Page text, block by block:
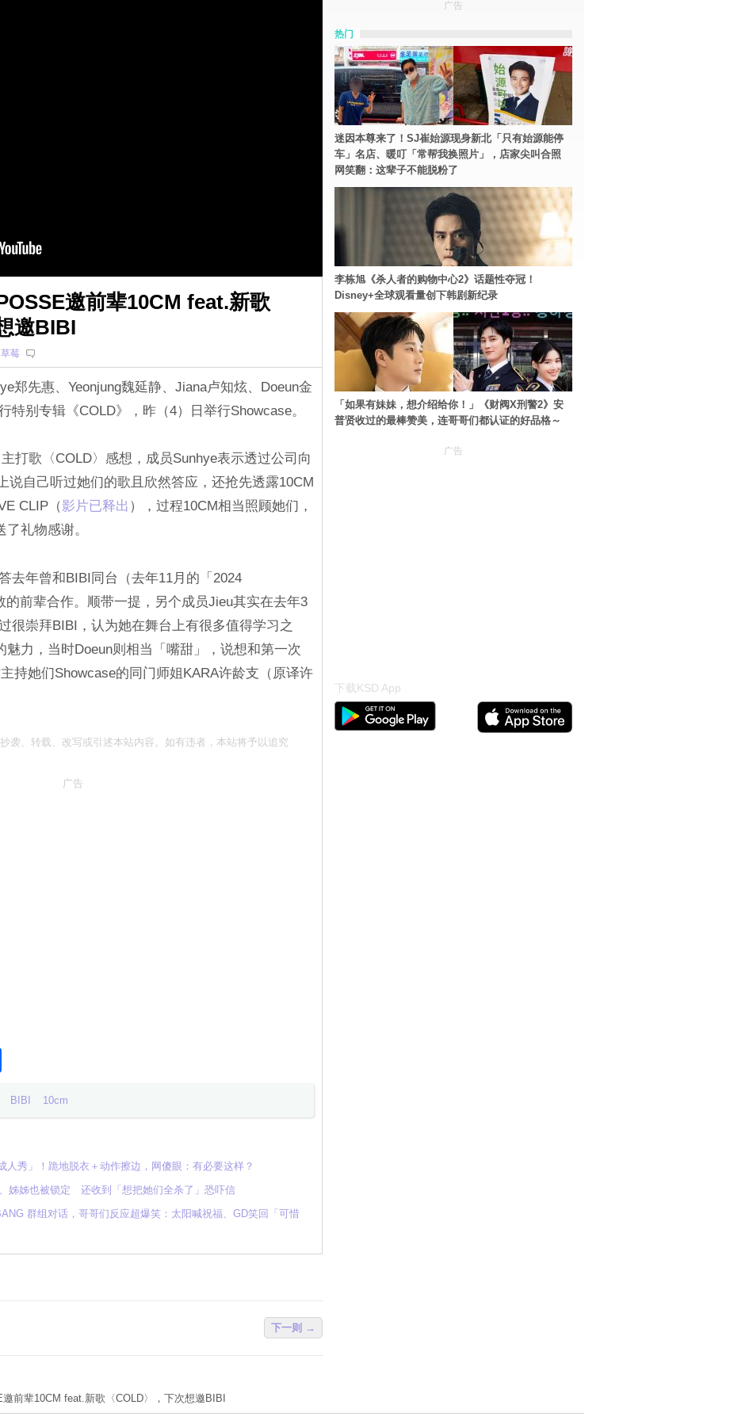
邀前辈10CM feat.新歌
邀BIBI
草莓
郑先惠、Yeonjung魏延静、Jiana卢知炫、Doeun金
特别专辑《COLD》，昨（4）日举行Showcase。
打歌〈COLD〉感想，成员Sunhye表示透过公司向
说自己听过她们的歌且欣然答应，还抢先透露10CM
CLIP（‎影片已释出‎‎ ），过程10CM相当照顾她们，
礼物感谢。
去年曾和BIBI同台（去年11月的「2024
的前辈合作。顺带一提，另个成员Jieu其实在去年3
很崇拜BIBI，认为她在舞台上有很多值得学习之
力，当时Doeun则相当「嘴甜」，说想和第一次
持她们Showcase的同门师姐KARA许龄支（原译许
袭、转载、改写或引述本站内容。如有违者，本站将予以追究
广告
分
BIBI 10cm
人秀」！跪地脱衣＋动作擦边，网傻眼：有必要这样？
姊姊也被锁定 还收到「想把她们全杀了」恐吓信
群组对话，哥哥们反应超爆笑：太阳喊祝福、GD笑回「可惜
下一则 →
广告
热门
迷因本尊来了！SJ崔始源现身新北「只有始源能停
车」名店、暖叮「常帮我换照片」，店家尖叫合照
网笑翻：这辈子不能脱粉了
李栋旭《杀人者的购物中心2》话题性夺冠！
Disney+全球观看量创下韩剧新纪录
「如果有妹妹，想介绍给你！」《财阀X刑警2》安
普贤收过的最棒赞美，连哥哥们都认证的好品格～
广告
下载KSD App
前辈10CM feat.新歌〈COLD〉，下次想邀BIBI